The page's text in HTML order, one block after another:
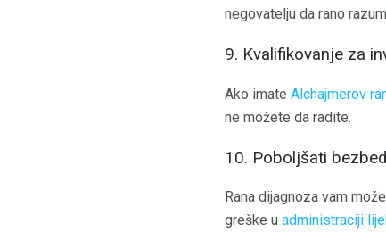
negovatelju da rano
9. Kvalifikovanje za
Ako imate Alchajmerov
ne možete da radite.
10. Poboljšati
Rana dijagnoza vam
greške u administraciji